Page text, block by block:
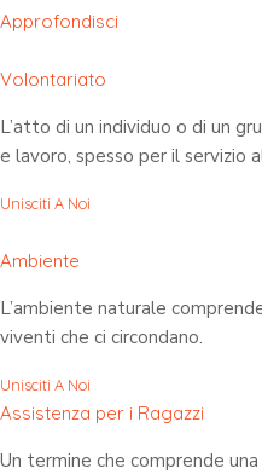
Approfondisci
Volontariato
L’atto di un individuo o di un
e lavoro, spesso per il servizio
Unisciti A Noi
Ambiente
L’ambiente naturale
viventi che ci circondano.
Unisciti A Noi
Assistenza per i Ragazzi
Un termine che comprende